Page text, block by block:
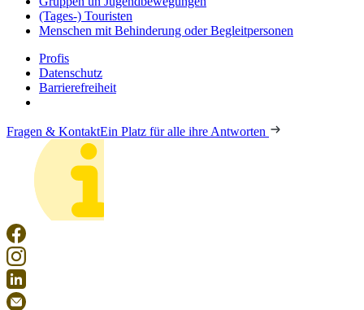
(Tages-) Touristen
Menschen mit Behinderung oder Begleitpersonen
Profis
Datenschutz
Barrierefreiheit
Fragen & KontaktEin Platz für alle ihre Antworten